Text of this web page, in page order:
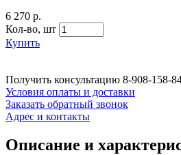
6 270 р.
Кол-во, шт
Купить
Получить консультацию 8-908-158-
Условия оплаты и доставки
Заказать обратный звонок
Адрес и контакты
Описание и